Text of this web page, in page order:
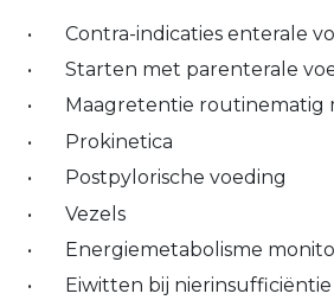
Contra-indicaties enterale
Starten met parenterale
Maagretentie routinematig
Prokinetica
Postpylorische voeding
Vezels
Energiemetabolisme
Eiwitten bij nierinsufficiëntie